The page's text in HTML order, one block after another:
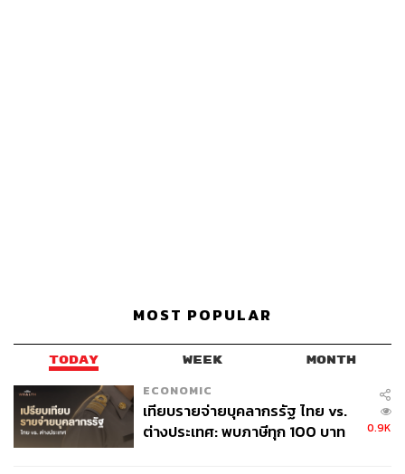
MOST POPULAR
TODAY WEEK MONTH
ECONOMIC
เทียบรายจ่ายบุคลากรรัฐ ไทย vs.
ต่างประเทศ: พบภาษีทุก 100 บาท
0.9K